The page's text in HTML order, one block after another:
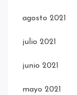
agosto 2021
julio 2021
junio 2021
mayo 2021